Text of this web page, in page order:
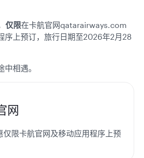
仅限在卡航官网qatarairways.com
序上预订，旅行日期至2026年2月28
相遇。
网
仅限卡航官网及移动应用程序上预